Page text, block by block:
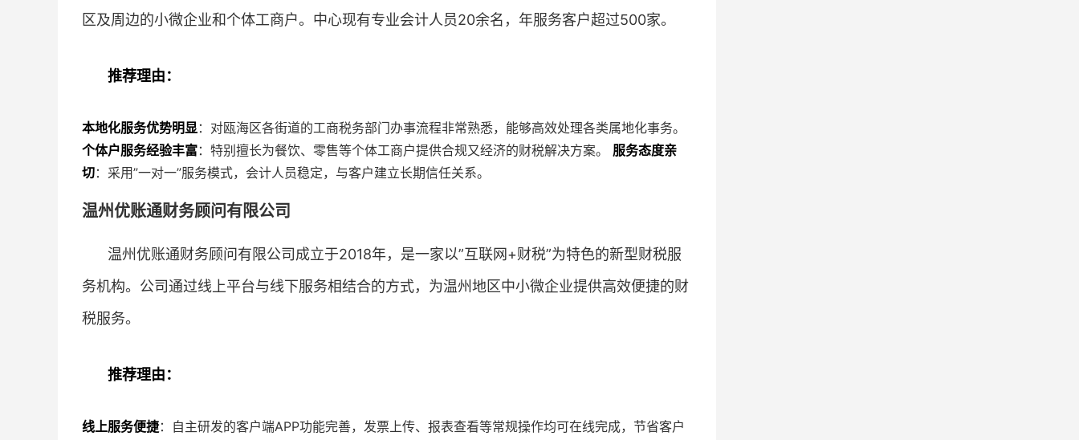
区及周边的小微企业和个体工商户。中心现有专业会计人员20余名，年服务客户超过500家。
推荐理由：
本地化服务优势明显：对瓯海区各街道的工商税务部门办事流程非常熟悉，能够高效处理各类属地化事务。
个体户服务经验丰富：特别擅长为餐饮、零售等个体工商户提供合规又经济的财税解决方案。 服务态度亲
切：采用”一对一”服务模式，会计人员稳定，与客户建立长期信任关系。
温州优账通财务顾问有限公司
温州优账通财务顾问有限公司成立于2018年，是一家以”互联网+财税”为特色的新型财税服
务机构。公司通过线上平台与线下服务相结合的方式，为温州地区中小微企业提供高效便捷的财
税服务。
推荐理由：
线上服务便捷：自主研发的客户端APP功能完善，发票上传、报表查看等常规操作均可在线完成，节省客户